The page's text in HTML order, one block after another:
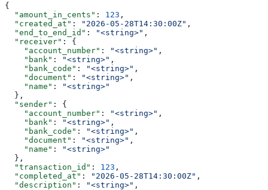
{
  "amount_in_cents"
: 123 ,
  "created_at"
: "2026-05-28T14:30:00Z" ,
  "end_to_end_id"
: "<string>" ,
  "receiver"
: {
    "account_number"
: "<string>" ,
    "bank"
: "<string>" ,
    "bank_code"
: "<string>" ,
    "document"
: "<string>" ,
    "name"
:
"<string>"
  },
  "sender"
: {
    "account_number"
: "<string>" ,
    "bank"
: "<string>" ,
    "bank_code"
: "<string>" ,
    "document"
: "<string>" ,
    "name"
:
"<string>"
  },
  "transaction_id"
: 123 ,
  "completed_at"
: "2026-05-28T14:30:00Z" ,
  "description"
: "<string>" ,